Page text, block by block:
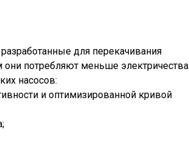
для перекачивания
потребляют меньше электричества
насосов:
и оптимизированной кривой